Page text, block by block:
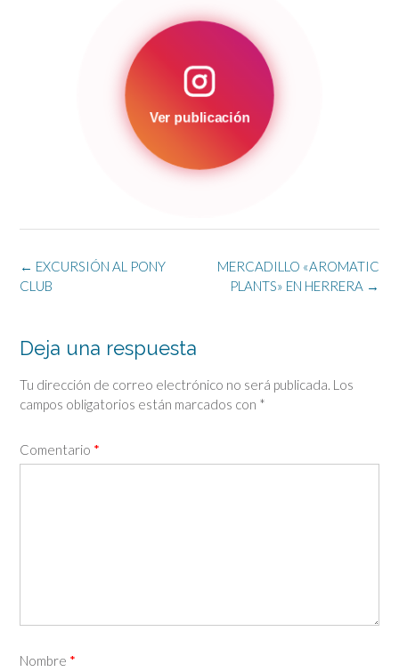
Ver publicación
Navegación
de
MERCADILLO «AROMATIC
PLANTS» EN HERRERA →
← EXCURSIÓN AL PONY
CLUB
Deja una respuesta
Tu dirección de correo electrónico no será publicada. Los
campos obligatorios están marcados con *
Comentario *
Nombre *